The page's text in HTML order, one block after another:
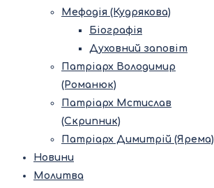
Мефодія (Кудрякова)
Біографія
Духовний заповіт
Патріарх Володимир
(Романюк)
Патріарх Мстислав
(Скрипник)
Патріарх Димитрій (Ярема)
Новини
Молитва